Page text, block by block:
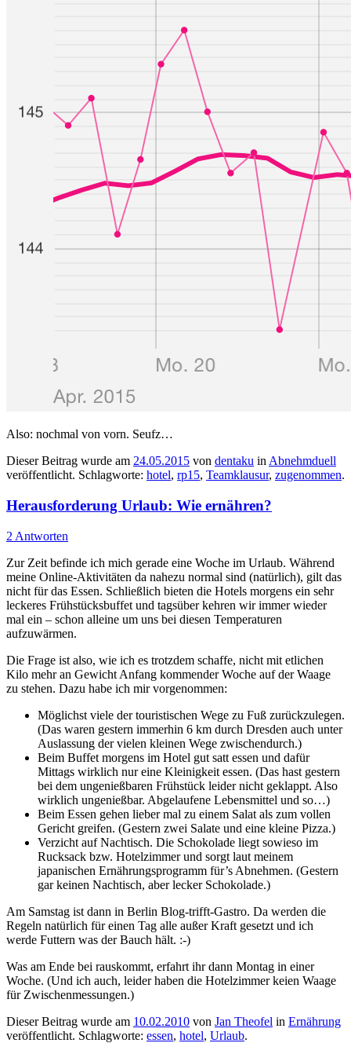
Also: nochmal von vorn. Seufz…
Dieser Beitrag wurde am 24.05.2015 von dentaku in Abnehmduell
veröffentlicht. Schlagworte: hotel, rp15, Teamklausur, zugenommen.
Herausforderung Urlaub: Wie ernähren?
2 Antworten
Zur Zeit befinde ich mich gerade eine Woche im Urlaub. Während
meine Online-Aktivitäten da nahezu normal sind (natürlich), gilt das
nicht für das Essen. Schließlich bieten die Hotels morgens ein sehr
leckeres Frühstücksbuffet und tagsüber kehren wir immer wieder
mal ein – schon alleine um uns bei diesen Temperaturen
aufzuwärmen.
Die Frage ist also, wie ich es trotzdem schaffe, nicht mit etlichen
Kilo mehr an Gewicht Anfang kommender Woche auf der Waage
zu stehen. Dazu habe ich mir vorgenommen:
Möglichst viele der touristischen Wege zu Fuß zurückzulegen.
(Das waren gestern immerhin 6 km durch Dresden auch unter
Auslassung der vielen kleinen Wege zwischendurch.)
Beim Buffet morgens im Hotel gut satt essen und dafür
Mittags wirklich nur eine Kleinigkeit essen. (Das hast gestern
bei dem ungenießbaren Frühstück leider nicht geklappt. Also
wirklich ungenießbar. Abgelaufene Lebensmittel und so…)
Beim Essen gehen lieber mal zu einem Salat als zum vollen
Gericht greifen. (Gestern zwei Salate und eine kleine Pizza.)
Verzicht auf Nachtisch. Die Schokolade liegt sowieso im
Rucksack bzw. Hotelzimmer und sorgt laut meinem
japanischen Ernährungsprogramm für’s Abnehmen. (Gestern
gar keinen Nachtisch, aber lecker Schokolade.)
Am Samstag ist dann in Berlin Blog-trifft-Gastro. Da werden die
Regeln natürlich für einen Tag alle außer Kraft gesetzt und ich
werde Futtern was der Bauch hält. :-)
Was am Ende bei rauskommt, erfahrt ihr dann Montag in einer
Woche. (Und ich auch, leider haben die Hotelzimmer keien Waage
für Zwischenmessungen.)
Dieser Beitrag wurde am 10.02.2010 von Jan Theofel in Ernährung
veröffentlicht. Schlagworte: essen, hotel, Urlaub.